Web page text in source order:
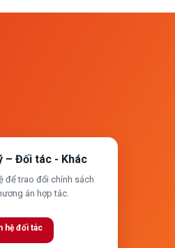
– Đối tác - Khác
để trao đổi chính sách
án hợp tác.
hệ đối tác